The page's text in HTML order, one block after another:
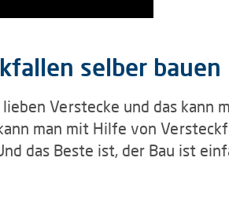
selber bauen
lieben Verstecke und das kann
man mit Hilfe von
das Beste ist, der Bau ist